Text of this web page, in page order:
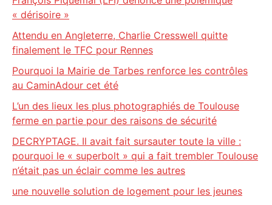
« dérisoire »
Attendu en Angleterre, Charlie Cresswell quitte
finalement le TFC pour Rennes
Pourquoi la Mairie de Tarbes renforce les contrôles
au CaminAdour cet été
L’un des lieux les plus photographiés de Toulouse
ferme en partie pour des raisons de sécurité
DECRYPTAGE. Il avait fait sursauter toute la ville :
pourquoi le « superbolt » qui a fait trembler Toulouse
n’était pas un éclair comme les autres
une nouvelle solution de logement pour les jeunes